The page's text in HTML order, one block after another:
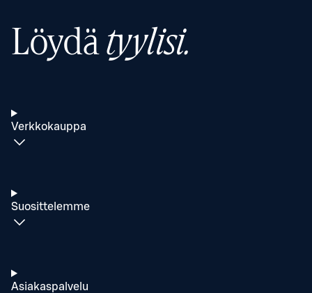
Löydätyylisi.
Verkkokauppa
Suosittelemme
Asiakaspalvelu